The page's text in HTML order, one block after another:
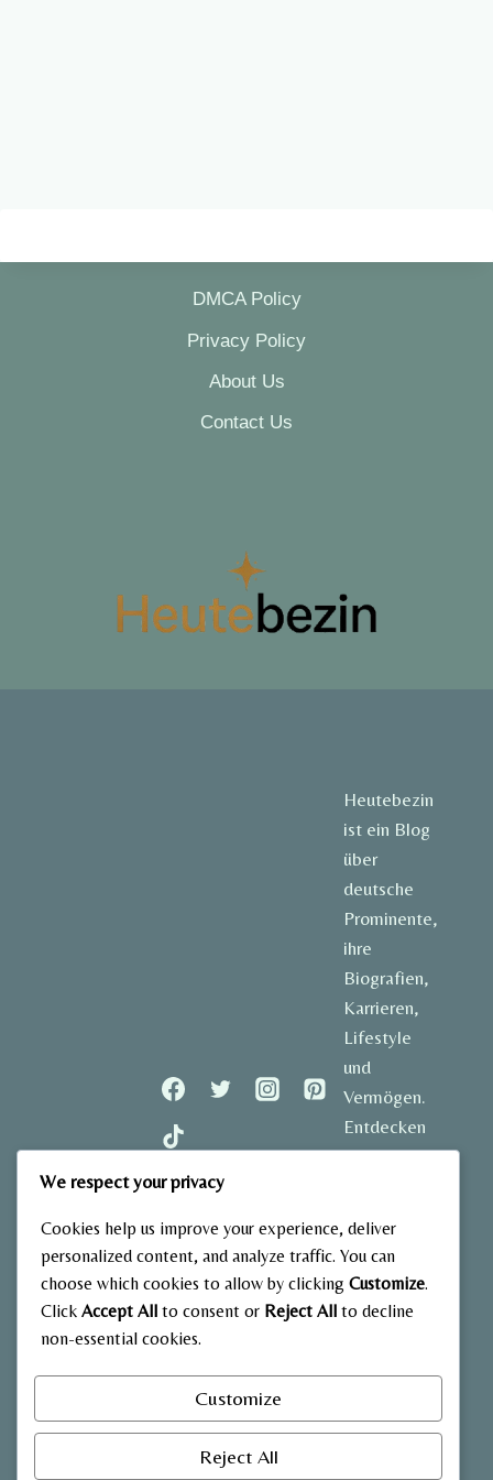
DMCA Policy
Privacy Policy
About Us
Contact Us
Heutebezin
ist ein Blog
über
deutsche
Prominente,
ihre
Biografien,
Karrieren,
Lifestyle
und
Vermögen.
Entdecken
Sie
und aktuelle
Einblicke in
das Leben
Deutschlands.
We respect your privacy
Cookies help us improve your experience, deliver
personalized content, and analyze traffic. You can
choose which cookies to allow by clicking Customize.
Click Accept All to consent or Reject All to decline
non-essential cookies.
Customize
Reject All